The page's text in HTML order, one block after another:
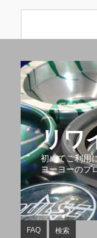
リワ
初めてご利用
ヨーヨーのプ
FAQ 検索